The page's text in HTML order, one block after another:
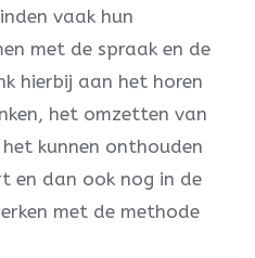
vaak hun
met de spraak en de
hierbij aan het horen
het omzetten van
kunnen onthouden
en dan ook nog in de
met de methode